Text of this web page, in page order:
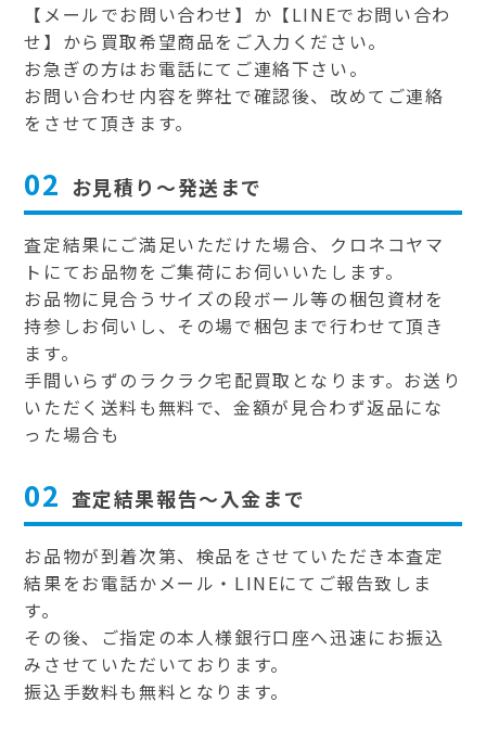
【メールでお問い合わせ】か【LINEでお問い合わ
せ】から買取希望商品をご入力ください。
お急ぎの方はお電話にてご連絡下さい。
お問い合わせ内容を弊社で確認後、改めてご連絡
をさせて頂きます。
02 お見積り～発送まで
査定結果にご満足いただけた場合、クロネコヤマ
トにてお品物をご集荷にお伺いいたします。
お品物に見合うサイズの段ボール等の梱包資材を
持参しお伺いし、その場で梱包まで行わせて頂き
ます。
手間いらずのラクラク宅配買取となります。お送り
いただく送料も無料で、金額が見合わず返品にな
った場合も
02 査定結果報告～入金まで
お品物が到着次第、検品をさせていただき本査定
結果をお電話かメール・LINEにてご報告致しま
す。
その後、ご指定の本人様銀行口座へ迅速にお振込
みさせていただいております。
振込手数料も無料となります。